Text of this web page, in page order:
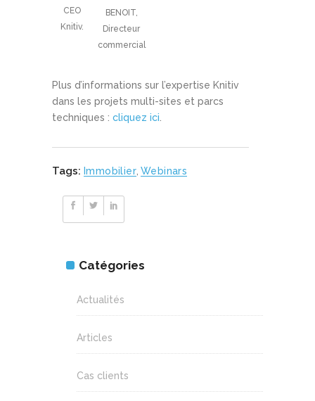
CEO
Knitiv.
BENOIT,
Directeur
commercial
Plus d’informations sur l’expertise Knitiv
dans les projets multi-sites et parcs
techniques : cliquez ici
Tags: Immobilier Webinars
Catégories
Actualités
Articles
Cas clients